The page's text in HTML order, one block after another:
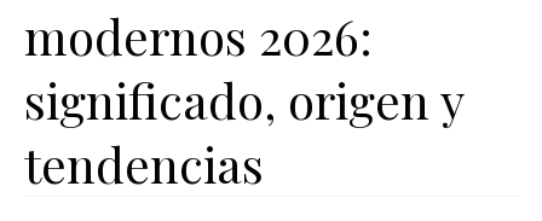
modernos 2026:
significado, origen y
tendencias